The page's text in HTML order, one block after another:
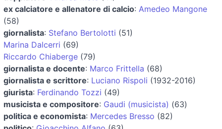
ex calciatore e allenatore di calcio: Amedeo Mangone
(58)
giornalista: Stefano Bertolotti (51)
Marina Dalcerri (69)
Riccardo Chiaberge (79)
giornalista e docente: Marco Frittella (68)
giornalista e scrittore: Luciano Rispoli (1932-2016)
giurista: Ferdinando Tozzi (49)
musicista e compositore: Gaudi (musicista) (63)
politica e economista: Mercedes Bresso (82)